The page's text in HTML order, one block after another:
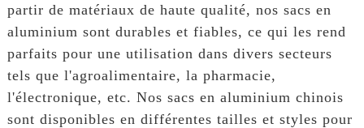
partir de matériaux de haute qualité, nos sacs en
aluminium sont durables et fiables, ce qui les rend
parfaits pour une utilisation dans divers secteurs
tels que l'agroalimentaire, la pharmacie,
l'électronique, etc. Nos sacs en aluminium chinois
sont disponibles en différentes tailles et styles pour